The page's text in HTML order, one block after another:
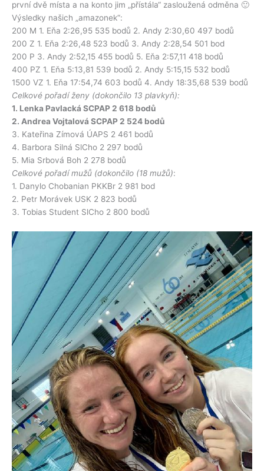
první dvě místa a na konto jim „přístála“ zasloužená odměna 🙂
Výsledky našich „amazonek“:
200 M 1. Eňa 2:26,95 535 bodů 2. Andy 2:30,60 497 bodů
200 Z 1. Eňa 2:26,48 523 bodů 3. Andy 2:28,54 501 bod
200 P 3. Andy 2:52,15 455 bodů 5. Eňa 2:57,11 418 bodů
400 PZ 1. Eňa 5:13,81 539 bodů 2. Andy 5:15,15 532 bodů
1500 VZ 1. Eňa 17:54,74 603 bodů 4. Andy 18:35,68 539 bodů
Celkové pořadí ženy (dokončilo 13 plavkyň):
1. Lenka Pavlacká SCPAP 2 618 bodů
2. Andrea Vojtalová SCPAP 2 524 bodů
3. Kateřina Zímová ÚAPS 2 461 bodů
4. Barbora Silná SlCho 2 297 bodů
5. Mia Srbová Boh 2 278 bodů
Celkové pořadí mužů (dokončilo (18 mužů):
1. Danylo Chobanian PKKBr 2 981 bod
2. Petr Morávek USK 2 823 bodů
3. Tobias Student SlCho 2 800 bodů